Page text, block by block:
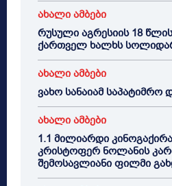
ახალი ამბები
რუსული აგრესიის 18
ქართველ ხალხს
ახალი ამბები
ვახო სანაიამ საპატიმრო
ახალი ამბები
1.1 მილიარდი
კრისტოფერ ნოლანის
შემოსავლიანი ფილმი